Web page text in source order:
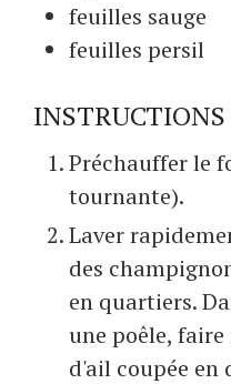
feuilles sauge
feuilles persil
INSTRUCTIONS
Préchauffer le
tournante).
Laver
des
en quartiers.
une poêle,
d'ail coupée en